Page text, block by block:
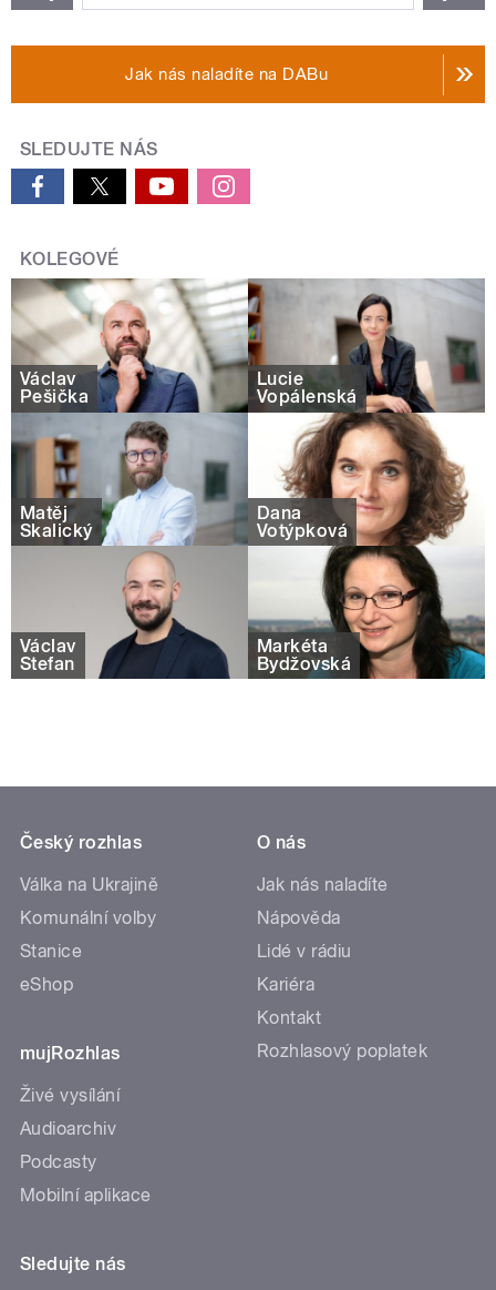
Jak nás naladíte na DABu
SLEDUJTE NÁS
KOLEGOVÉ
Václav
Pešička
Lucie
Vopálenská
Matěj
Skalický
Dana
Votýpková
Václav
Štefan
Markéta
Bydžovská
Český rozhlas
Válka na Ukrajině
Komunální volby
Stanice
eShop
mujRozhlas
Živé vysílání
Audioarchiv
Podcasty
Mobilní aplikace
O nás
Jak nás naladíte
Nápověda
Lidé v rádiu
Kariéra
Kontakt
Rozhlasový poplatek
Sledujte nás